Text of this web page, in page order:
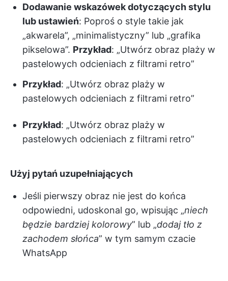
Dodawanie wskazówek dotyczących stylu
lub ustawień: Poproś o style takie jak
„akwarela”, „minimalistyczny” lub „grafika
pikselowa”. Przykład: „Utwórz obraz plaży w
pastelowych odcieniach z filtrami retro”
Przykład: „Utwórz obraz plaży w
pastelowych odcieniach z filtrami retro”
Przykład: „Utwórz obraz plaży w
pastelowych odcieniach z filtrami retro”
Użyj pytań uzupełniających
Jeśli pierwszy obraz nie jest do końca
odpowiedni, udoskonal go, wpisując „niech
będzie bardziej kolorowy” lub „dodaj tło z
zachodem słońca” w tym samym czacie
WhatsApp